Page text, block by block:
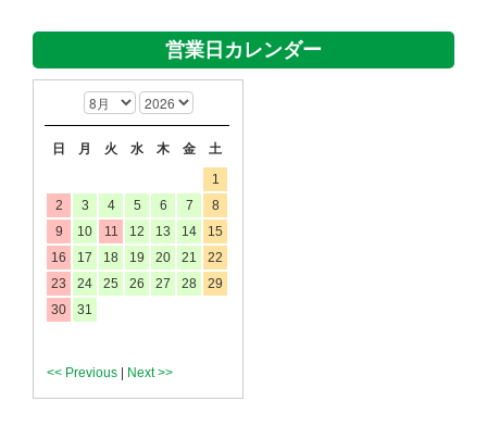
営業日カレンダー
日 月 火 水 木 金 土
<< Previous Next >>
1
2
3 4 5 6 7
8
9
10 11 12 13 14
15
16
17 18 19 20 21
22
23
24 25 26 27 28
29
30
31